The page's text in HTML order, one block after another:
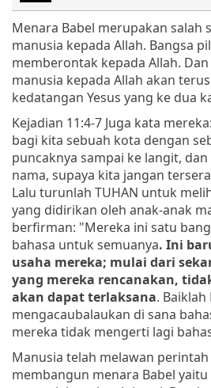
Menara Babel merupakan salah
manusia kepada Allah. Bangsa
memberontak kepada Allah.
manusia kepada Allah akan
kedatangan Yesus yang ke dua
Kejadian 11:4-7 Juga kata
bagi kita sebuah kota dengan
puncaknya sampai ke langit,
nama, supaya kita jangan
Lalu turunlah TUHAN untuk
yang didirikan oleh anak-anak
berfirman: "Mereka ini satu
bahasa untuk semuanya. Ini
usaha mereka; mulai dari
yang mereka rencanakan,
akan dapat terlaksana.
mengacaubalaukan di sana
mereka tidak mengerti lagi
Manusia telah melawan
membangun menara Babel